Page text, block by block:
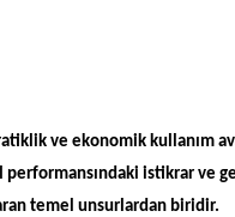
ve ekonomik kullanım
istikrar ve
temel unsurlardan biridir.